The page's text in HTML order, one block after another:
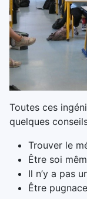
Toutes ces
quelques
Trouver le
Être soi
Il n’y a pas
Être